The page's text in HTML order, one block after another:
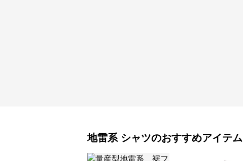
地雷系 シャツのおすすめアイテム